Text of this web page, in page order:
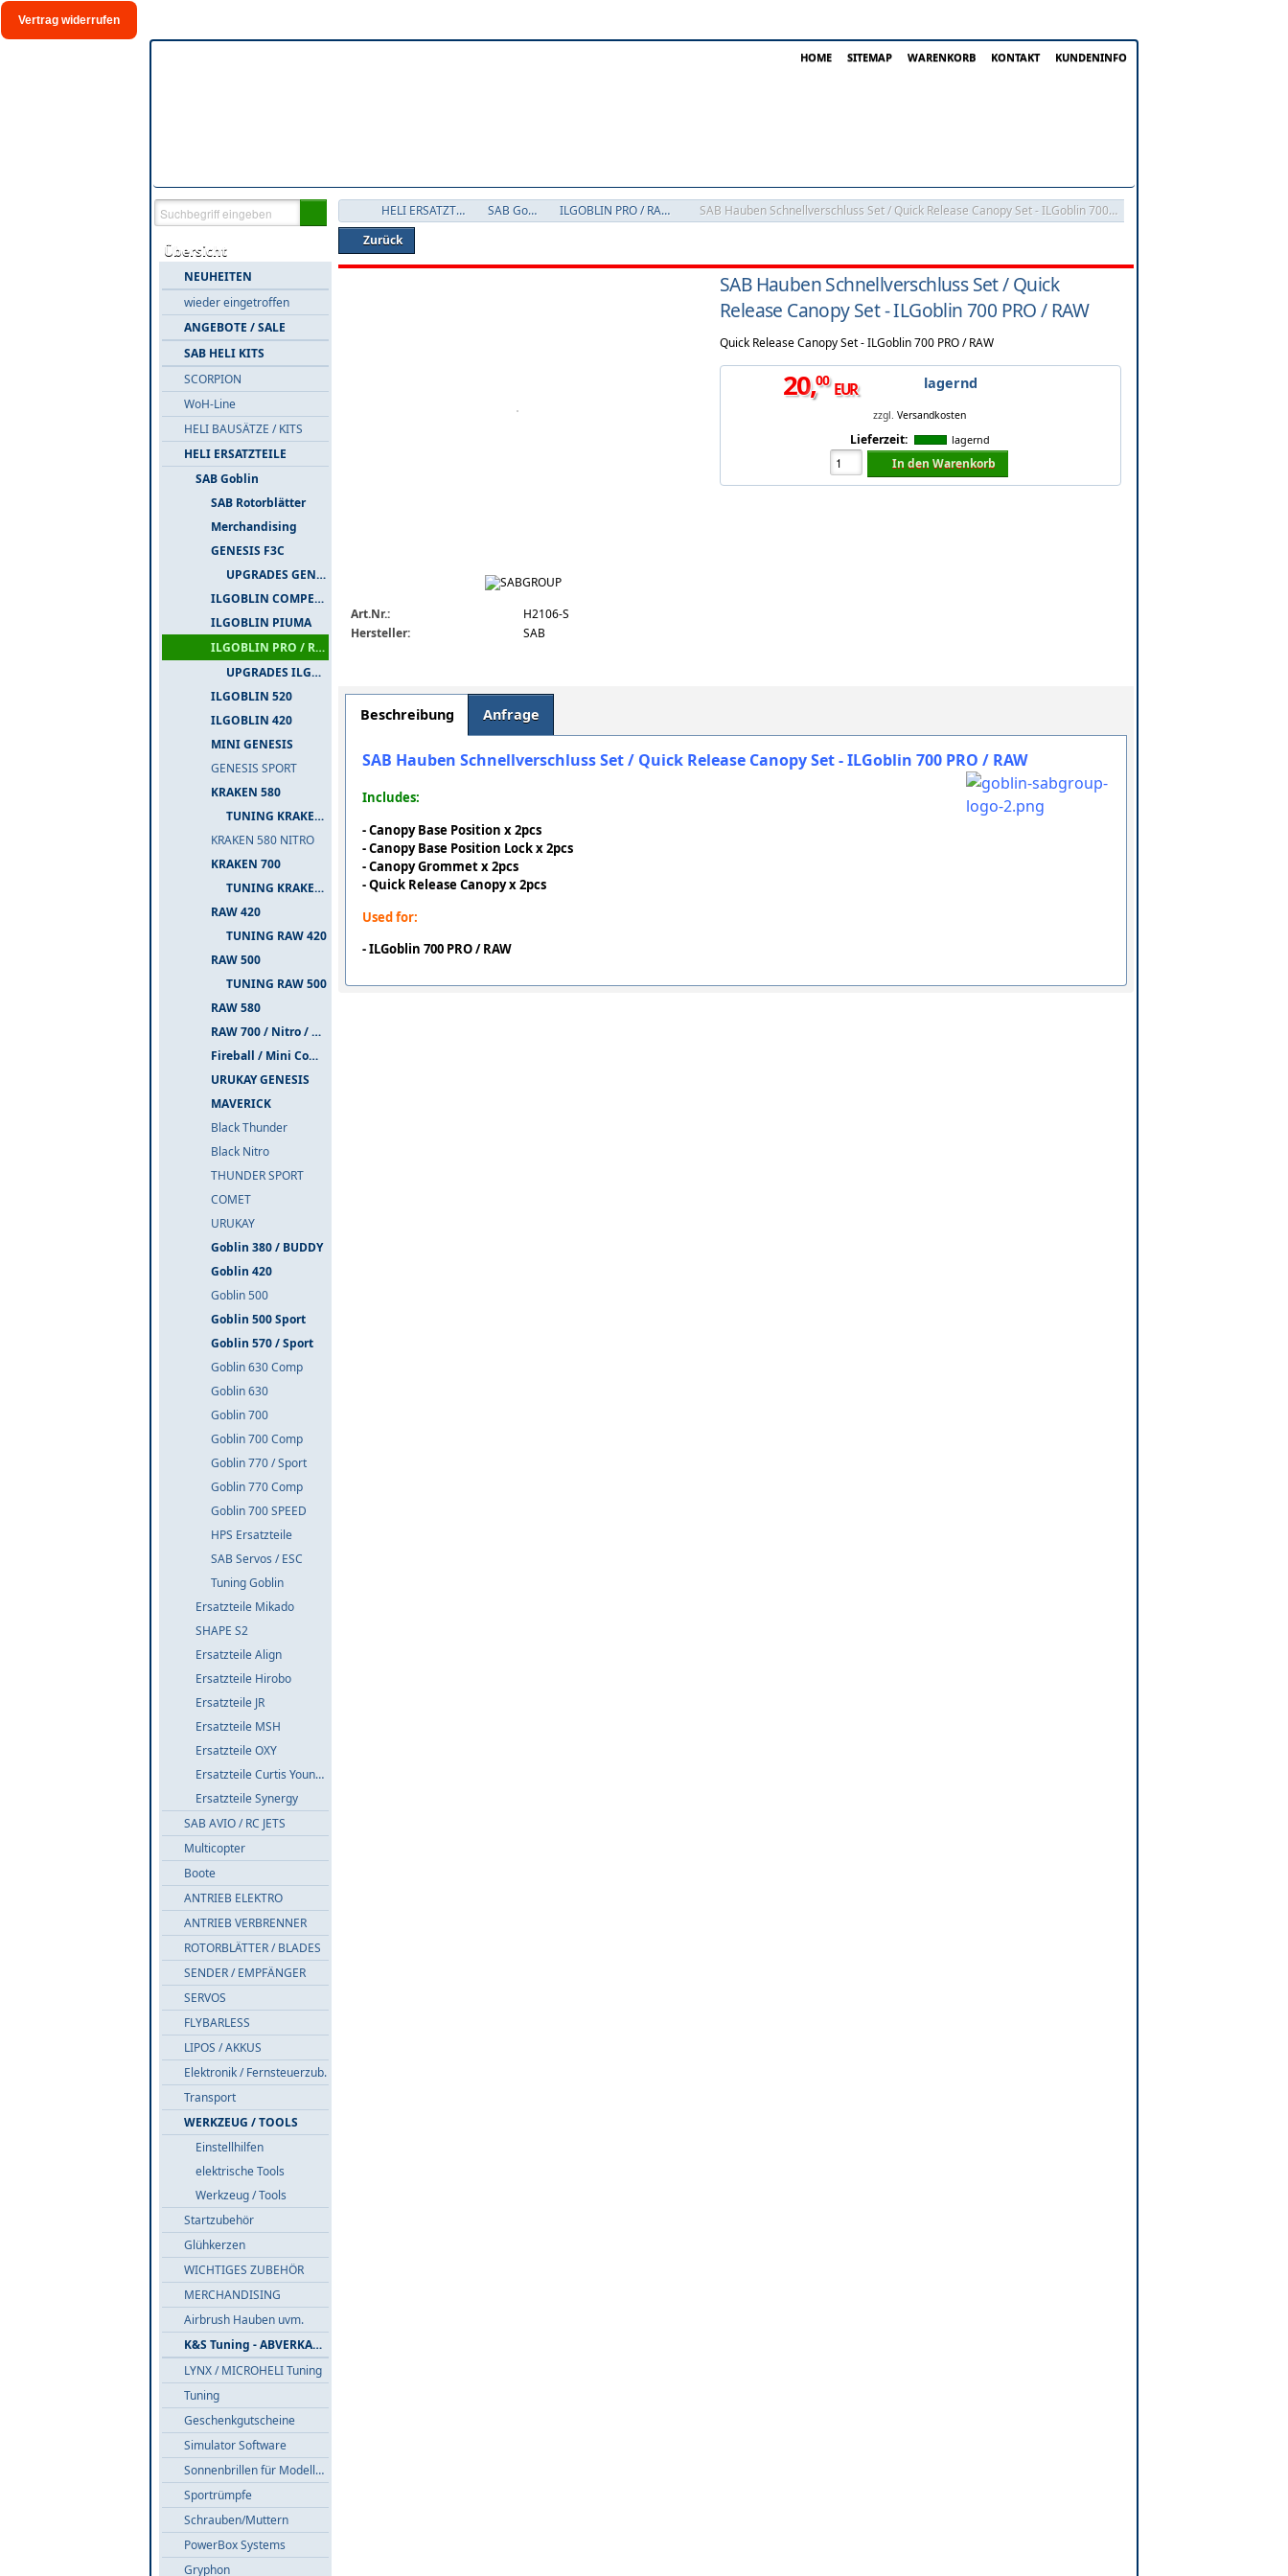
Vertrag widerrufen
HOME SITEMAP WARENKORB KONTAKT KUNDENINFO
Übersicht
NEUHEITEN
wieder eingetroffen
ANGEBOTE / SALE
SAB HELI KITS
SCORPION
WoH-Line
HELI BAUSÄTZE / KITS
HELI ERSATZTEILE
SAB Goblin
SAB Rotorblätter
Merchandising
GENESIS F3C
UPGRADES GENESIS F3C
ILGOBLIN COMPETIZIONE
ILGOBLIN PIUMA
ILGOBLIN PRO / RAW 700
UPGRADES ILGOBLIN PRO / RAW 700
ILGOBLIN 520
ILGOBLIN 420
MINI GENESIS
GENESIS SPORT
KRAKEN 580
TUNING KRAKEN 580
KRAKEN 580 NITRO
KRAKEN 700
TUNING KRAKEN 700
RAW 420
TUNING RAW 420
RAW 500
TUNING RAW 500
RAW 580
RAW 700 / Nitro / PIUMA
Fireball / Mini Comet
URUKAY GENESIS
MAVERICK
Black Thunder
Black Nitro
THUNDER SPORT
COMET
URUKAY
Goblin 380 / BUDDY
Goblin 420
Goblin 500
Goblin 500 Sport
Goblin 570 / Sport
Goblin 630 Comp
Goblin 630
Goblin 700
Goblin 700 Comp
Goblin 770 / Sport
Goblin 770 Comp
Goblin 700 SPEED
HPS Ersatzteile
SAB Servos / ESC
Tuning Goblin
Ersatzteile Mikado
SHAPE S2
Ersatzteile Align
Ersatzteile Hirobo
Ersatzteile JR
Ersatzteile MSH
Ersatzteile OXY
Ersatzteile Curtis Youngblood
Ersatzteile Synergy
SAB AVIO / RC JETS
Multicopter
Boote
ANTRIEB ELEKTRO
ANTRIEB VERBRENNER
ROTORBLÄTTER / BLADES
SENDER / EMPFÄNGER
SERVOS
FLYBARLESS
LIPOS / AKKUS
Elektronik / Fernsteuerzub.
Transport
WERKZEUG / TOOLS
Einstellhilfen
elektrische Tools
Werkzeug / Tools
Startzubehör
Glühkerzen
WICHTIGES ZUBEHÖR
MERCHANDISING
Airbrush Hauben uvm.
K&S Tuning - ABVERKAUF
LYNX / MICROHELI Tuning
Tuning
Geschenkgutscheine
Simulator Software
Sonnenbrillen für Modellflieger
Sportrümpfe
Schrauben/Muttern
PowerBox Systems
Gryphon
HELI ERSATZTEILE SAB Goblin ILGOBLIN PRO / RAW 700
SAB Hauben Schnellverschluss Set / Quick Release Canopy Set - ILGoblin 700 PRO / RAW
Zurück
Art.Nr.:
H2106-S
Hersteller:
SAB
SAB Hauben Schnellverschluss Set / Quick
Release Canopy Set - ILGoblin 700 PRO / RAW
Quick Release Canopy Set - ILGoblin 700 PRO / RAW
20,00 EUR lagernd
zzgl. Versandkosten
Lieferzeit: lagernd
In den Warenkorb
Beschreibung Anfrage
SAB Hauben Schnellverschluss Set / Quick Release Canopy Set - ILGoblin 700 PRO / RAW
Includes:
- Canopy Base Position x 2pcs
- Canopy Base Position Lock x 2pcs
- Canopy Grommet x 2pcs
- Quick Release Canopy x 2pcs
Used for:
- ILGoblin 700 PRO / RAW